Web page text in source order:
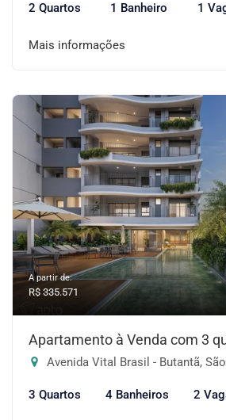
2 Quartos 1 Banheiro 1
Mais informações
A partir de:
R$ 335.571
Apartamento à Venda com 3
Avenida Vital Brasil - Butantã,
3 Quartos 4 Banheiros 2